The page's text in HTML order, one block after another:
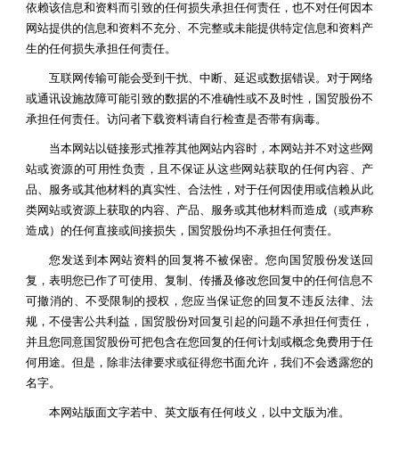
依赖该信息和资料而引致的任何损失承担任何责任，也不对任何因本
网站提供的信息和资料不充分、不完整或未能提供特定信息和资料产
生的任何损失承担任何责任。
互联网传输可能会受到干扰、中断、延迟或数据错误。对于网络
或通讯设施故障可能引致的数据的不准确性或不及时性，国贸股份不
承担任何责任。访问者下载资料请自行检查是否带有病毒。
当本网站以链接形式推荐其他网站内容时，本网站并不对这些网
站或资源的可用性负责，且不保证从这些网站获取的任何内容、产
品、服务或其他材料的真实性、合法性，对于任何因使用或信赖从此
类网站或资源上获取的内容、产品、服务或其他材料而造成（或声称
造成）的任何直接或间接损失，国贸股份均不承担任何责任。
您发送到本网站资料的回复将不被保密。您向国贸股份发送回
复，表明您已作了可使用、复制、传播及修改您回复中的任何信息不
可撤消的、不受限制的授权，您应当保证您的回复不违反法律、法
规，不侵害公共利益，国贸股份对回复引起的问题不承担任何责任，
并且您同意国贸股份可把包含在您回复的任何计划或概念免费用于任
何用途。但是，除非法律要求或征得您书面允许，我们不会透露您的
名字。
本网站版面文字若中、英文版有任何歧义，以中文版为准。